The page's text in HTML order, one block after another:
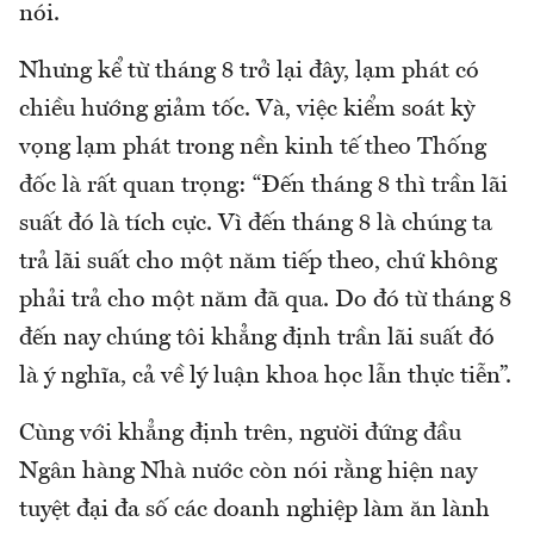
nói.
Nhưng kể từ tháng 8 trở lại đây, lạm phát có
chiều hướng giảm tốc. Và, việc kiểm soát kỳ
vọng lạm phát trong nền kinh tế theo Thống
đốc là rất quan trọng: “Đến tháng 8 thì trần lãi
suất đó là tích cực. Vì đến tháng 8 là chúng ta
trả lãi suất cho một năm tiếp theo, chứ không
phải trả cho một năm đã qua. Do đó từ tháng 8
đến nay chúng tôi khẳng định trần lãi suất đó
là ý nghĩa, cả về lý luận khoa học lẫn thực tiễn”.
Cùng với khẳng định trên, người đứng đầu
Ngân hàng Nhà nước còn nói rằng hiện nay
tuyệt đại đa số các doanh nghiệp làm ăn lành